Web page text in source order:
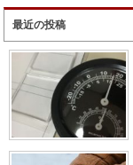
最近の投稿